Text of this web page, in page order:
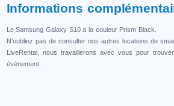
Informations
Le Samsung Galaxy S10 a la couleur Prism Black.
N'oubliez pas de consulter nos autres locations de
LiveRental, nous travaillerons avec vous pour
événement.